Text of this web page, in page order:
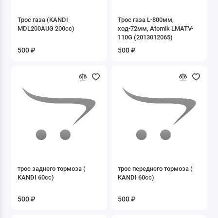
9. Зеркала
Б/У запчасти
Запасные части к Буксировщикам
Запасные части к двигателю 1P47FMF-G1
Запасные части к двигателю 1P50FMG-2
Трос газа (KANDI
MDL200AUG 200cc)
500 ₽
Трос газа L-800мм,
ход-72мм, Atomik LMATV-
110G (2013012065)
500 ₽
трос заднего тормоза (
KANDI 60cc)
500 ₽
трос переднего тормоза (
KANDI 60cc)
500 ₽